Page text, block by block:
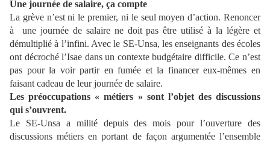
Une journée de salaire, ça compte
La grève n’est ni le premier, ni le seul moyen d’action. Renoncer
à une journée de salaire ne doit pas être utilisé à la légère et
démultiplié à l’infini. Avec le SE-Unsa, les enseignants des écoles
ont décroché l’Isae dans un contexte budgétaire difficile. Ce n’est
pas pour la voir partir en fumée et la financer eux-mêmes en
faisant cadeau de leur journée de salaire.
Les préoccupations « métiers » sont l’objet des discussions
qui s’ouvrent.
Le SE-Unsa a milité depuis des mois pour l’ouverture des
discussions métiers en portant de façon argumentée l’ensemble